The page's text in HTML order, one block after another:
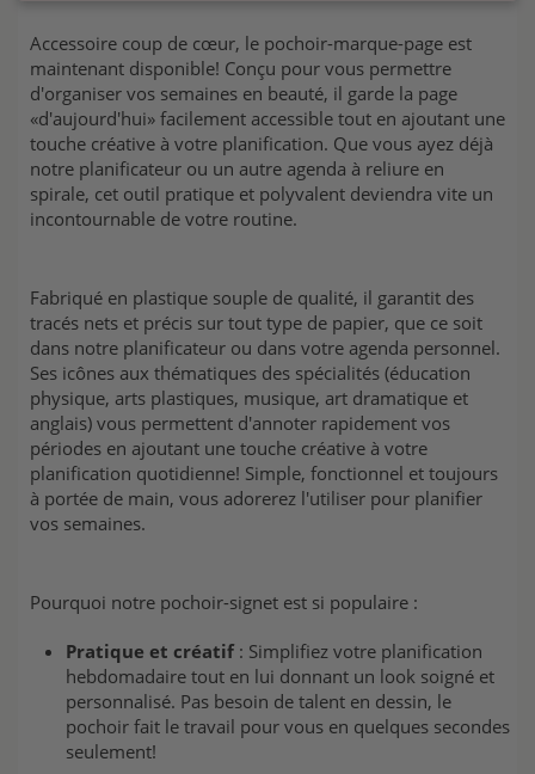
Accessoire coup de cœur, le pochoir-marque-page est
maintenant disponible! Conçu pour vous permettre
d'organiser vos semaines en beauté, il garde la page
«d'aujourd'hui» facilement accessible tout en ajoutant une
touche créative à votre planification. Que vous ayez déjà
notre planificateur ou un autre agenda à reliure en
spirale, cet outil pratique et polyvalent deviendra vite un
incontournable de votre routine.
Fabriqué en plastique souple de qualité, il garantit des
tracés nets et précis sur tout type de papier, que ce soit
dans notre planificateur ou dans votre agenda personnel.
Ses icônes aux thématiques des spécialités (éducation
physique, arts plastiques, musique, art dramatique et
anglais) vous permettent d'annoter rapidement vos
périodes en ajoutant une touche créative à votre
planification quotidienne! Simple, fonctionnel et toujours
à portée de main, vous adorerez l'utiliser pour planifier
vos semaines.
Pourquoi notre pochoir-signet est si populaire :
Pratique et créatif : Simplifiez votre planification
hebdomadaire tout en lui donnant un look soigné et
personnalisé. Pas besoin de talent en dessin, le
pochoir fait le travail pour vous en quelques secondes
seulement!